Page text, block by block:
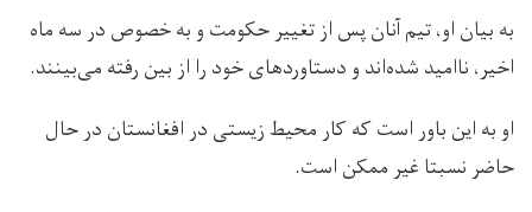
به بیان او، تیم آنان پس از تغییر حکومت و به خصوص در سه ماه
اخیر، ناامید شده‌اند و دستاوردهای خود را از بین رفته می‌بینند.
او به این باور است که کار محیط زیستی در افغانستان در حال
حاضر نسبتا غیر ممکن است.